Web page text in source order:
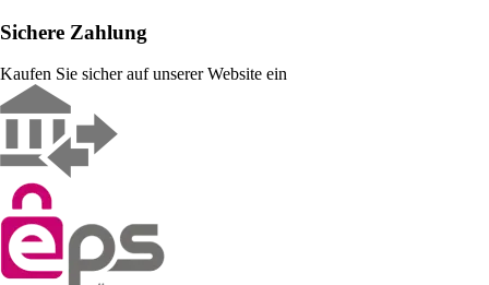
Sichere Zahlung
Kaufen Sie sicher auf unserer Website ein